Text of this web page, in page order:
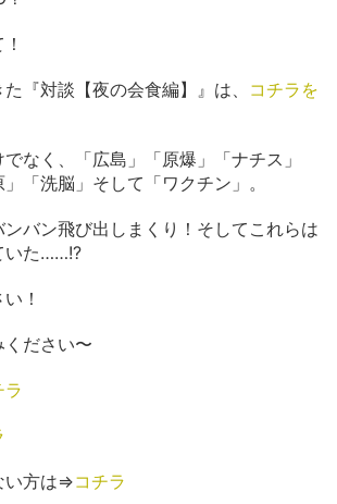
『対談【夜の会食編】』は、 コチラを
なく、「広島」「原爆」「ナチス」
」「洗脳」そして「ワクチン」。
バン飛び出しまくり！そしてこれらは
いた……!?
！
ださい〜
い方は⇒コチラ